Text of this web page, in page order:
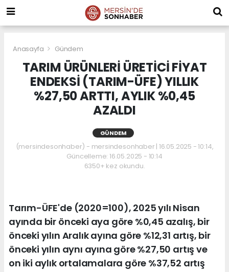
Anasayfa Gündem
TARIM ÜRÜNLERİ ÜRETİCİ FİYAT
ENDEKSİ (TARIM-ÜFE) YILLIK
%27,50 ARTTI, AYLIK %0,45
AZALDI
GÜNDEM
(mersindesonhaber) - mersindesonhaber | 16.05.2025 - 10:14,
Güncelleme: 16.05.2025 - 10:14
6350+ kez okundu.
Tarım-ÜFE'de (2020=100), 2025 yılı Nisan
ayında bir önceki aya göre %0,45 azalış, bir
önceki yılın Aralık ayına göre %12,31 artış, bir
önceki yılın aynı ayına göre %27,50 artış ve
on iki aylık ortalamalara göre %37,52 artış